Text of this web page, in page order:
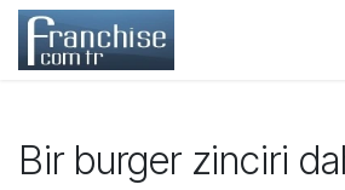
Skip to Content
Bir burger zinciri